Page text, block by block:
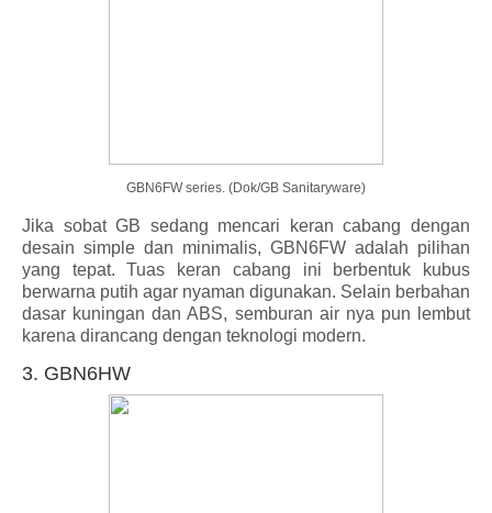
GBN6FW series. (Dok/GB Sanitaryware)
Jika sobat GB sedang mencari keran cabang dengan
desain simple dan minimalis, GBN6FW adalah pilihan
yang tepat. Tuas keran cabang ini berbentuk kubus
berwarna putih agar nyaman digunakan. Selain berbahan
dasar kuningan dan ABS, semburan air nya pun lembut
karena dirancang dengan teknologi modern.
3. GBN6HW